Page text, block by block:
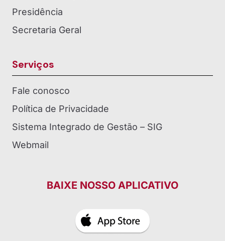
Presidência
Secretaria Geral
Serviços
Fale conosco
Política de Privacidade
Sistema Integrado de Gestão – SIG
Webmail
BAIXE NOSSO APLICATIVO